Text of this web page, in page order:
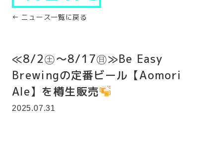
← ニュース一覧に戻る
≪8/2㊏～8/17㊐≫Be Easy
Brewingの定番ビール【Aomori
Ale】を樽生販売
2025.07.31